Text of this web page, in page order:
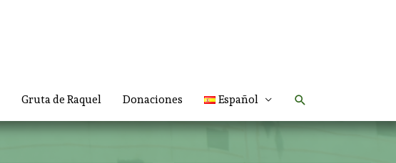
Gruta de Raquel Donaciones Español Buscar